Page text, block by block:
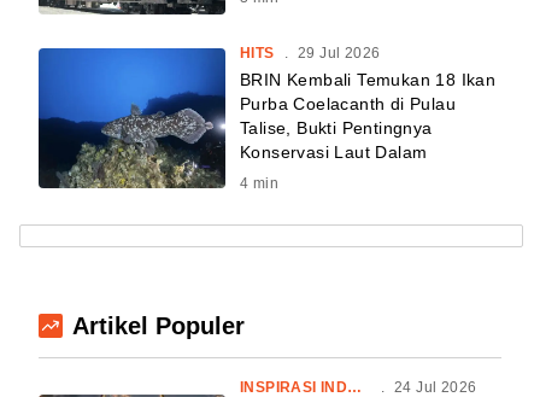
HITS 29 Jul 2026
BRIN Kembali Temukan 18 Ikan
Purba Coelacanth di Pulau
Talise, Bukti Pentingnya
Konservasi Laut Dalam
4 min
Artikel Populer
INSPIRASI INDONESIA 24 Jul 2026